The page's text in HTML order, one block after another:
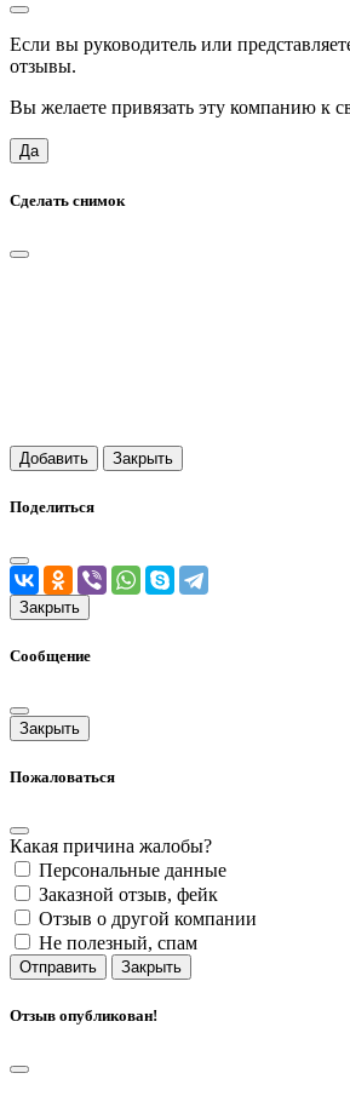
Если вы руководитель или
отзывы.
Вы желаете привязать эту компанию к
Да
Сделать снимок
Добавить Закрыть
Поделиться
Закрыть
Сообщение
Закрыть
Пожаловаться
Какая причина жалобы?
Персональные данные
Заказной отзыв, фейк
Отзыв о другой компании
Не полезный, спам
Отправить Закрыть
Отзыв опубликован!